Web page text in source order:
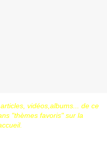
s, vidéos,albums... de ce
"thèmes favoris" sur la